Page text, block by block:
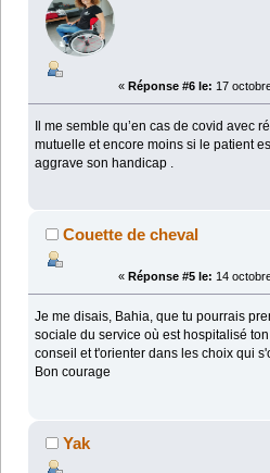
« Réponse #6 le: 17
Il me semble qu’en cas de covid avec
mutuelle et encore moins si le patient
aggrave son handicap .
Couette de cheval
« Réponse #5 le: 14
Je me disais, Bahia, que tu pourrais
sociale du service où est hospitalisé
conseil et t'orienter dans les choix qui
Bon courage
Yak